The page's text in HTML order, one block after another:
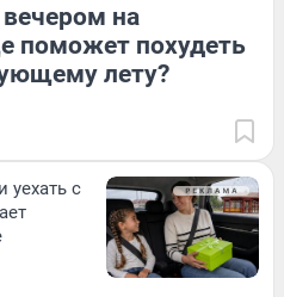
на
поможет похудеть
лету?
уехать с